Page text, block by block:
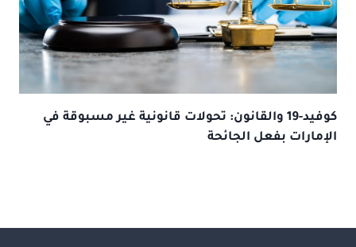
كوفيد-19 والقانون: تحولات قانونية غير مسبوقة في
الإمارات بفعل الجائحة